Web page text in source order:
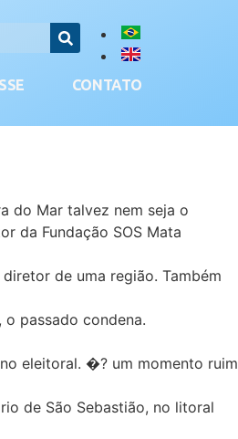
CONTATO
do Mar talvez nem seja o
da Fundação SOS Mata
de uma região. Também
passado condena.
eleitoral. �? um momento ruim
de São Sebastião, no litoral